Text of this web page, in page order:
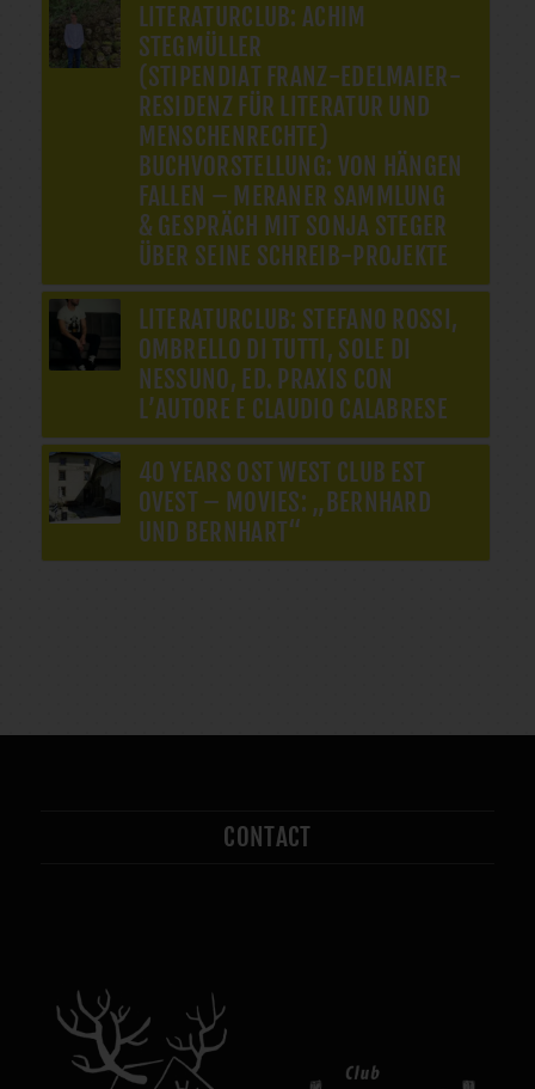
LITERATURCLUB: ACHIM
STEGMÜLLER
(STIPENDIAT FRANZ-EDELMAIER-
RESIDENZ FÜR LITERATUR UND
MENSCHENRECHTE)
BUCHVORSTELLUNG: VON HÄNGEN
FALLEN – MERANER SAMMLUNG
& GESPRÄCH MIT SONJA STEGER
ÜBER SEINE SCHREIB-PROJEKTE
LITERATURCLUB: STEFANO ROSSI,
OMBRELLO DI TUTTI, SOLE DI
NESSUNO, ED. PRAXIS CON
L’AUTORE E CLAUDIO CALABRESE
40 YEARS OST WEST CLUB EST
OVEST – MOVIES: „BERNHARD
UND BERNHART“
CONTACT